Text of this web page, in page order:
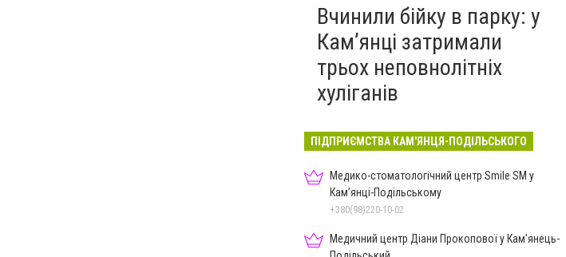
Вчинили бійку в парку: у
Кам’янці затримали
трьох неповнолітніх
хуліганів
ПІДПРИЄМСТВА КАМ'ЯНЦЯ-ПОДІЛЬСЬКОГО
Медико-стоматологічний центр Smile SM у
Кам’янці-Подільському
+380(98)220-10-02
Медичний центр Діани Прокопової у Кам'янець-